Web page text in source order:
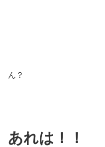
ん？
あれは！！